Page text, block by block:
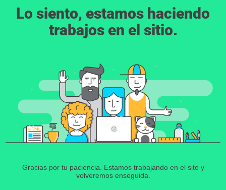
Lo siento, estamos haciendo
trabajos en el sitio.
Gracias por tu paciencia. Estamos trabajando en el sito y
volveremos enseguida.